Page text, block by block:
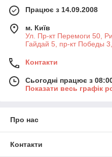
Працює з 14.09.2008
м. Київ
Ул. Пр-кт Перемоги 50,
Гайдай 5, пр-кт Победы 3,
Контакти
Сьогодні працює з
Показати весь графік
Про нас
Контакти